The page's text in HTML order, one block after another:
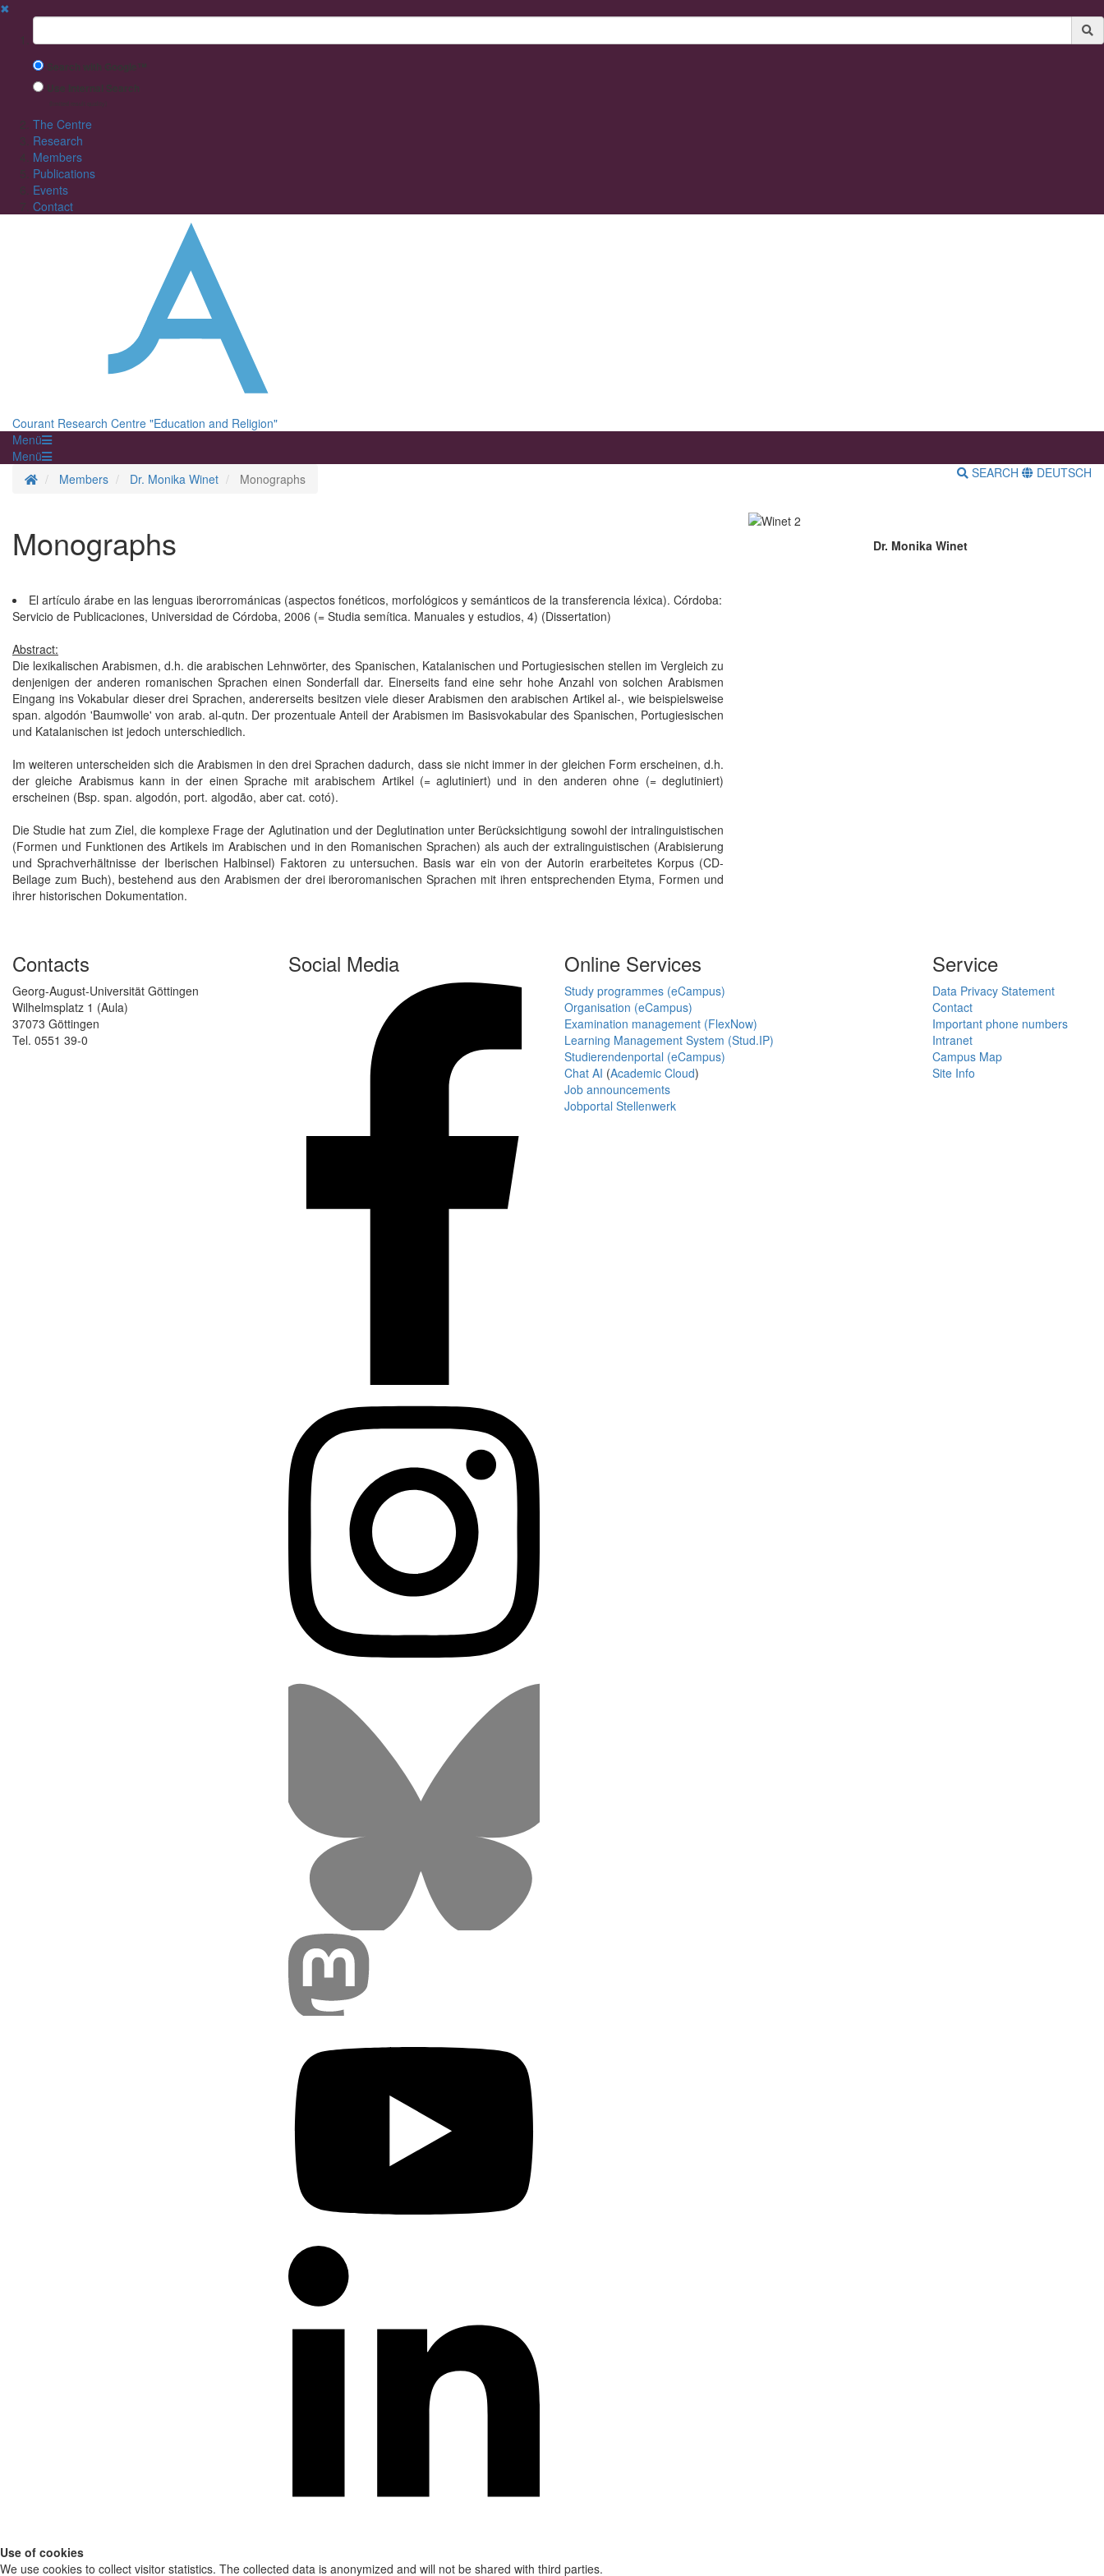
✖
Suchbegriff
Search with Google™
Use Internal Search
The Centre
Research
Members
Publications
Events
Contact
Courant Research Centre "Education and Religion"
Menü
Menü
Homepage
Members Dr. Monika Winet Monographs SEARCH DEUTSCH
Monographs
El artículo árabe en las lenguas iberorrománicas (aspectos fonéticos, morfológicos y semánticos de la transferencia léxica). Córdoba:
Servicio de Publicaciones, Universidad de Córdoba, 2006 (= Studia semítica. Manuales y estudios, 4) (Dissertation)
Abstract:
Die lexikalischen Arabismen, d.h. die arabischen Lehnwörter, des Spanischen, Katalanischen und Portugiesischen stellen im Vergleich zu
denjenigen der anderen romanischen Sprachen einen Sonderfall dar. Einerseits fand eine sehr hohe Anzahl von solchen Arabismen
Eingang ins Vokabular dieser drei Sprachen, andererseits besitzen viele dieser Arabismen den arabischen Artikel al-, wie beispielsweise
span. algodón 'Baumwolle' von arab. al-qutn. Der prozentuale Anteil der Arabismen im Basisvokabular des Spanischen, Portugiesischen
und Katalanischen ist jedoch unterschiedlich.
Im weiteren unterscheiden sich die Arabismen in den drei Sprachen dadurch, dass sie nicht immer in der gleichen Form erscheinen, d.h.
der gleiche Arabismus kann in der einen Sprache mit arabischem Artikel (= aglutiniert) und in den anderen ohne (= deglutiniert)
erscheinen (Bsp. span. algodón, port. algodão, aber cat. cotó).
Die Studie hat zum Ziel, die komplexe Frage der Aglutination und der Deglutination unter Berücksichtigung sowohl der intralinguistischen
(Formen und Funktionen des Artikels im Arabischen und in den Romanischen Sprachen) als auch der extralinguistischen (Arabisierung
und Sprachverhältnisse der Iberischen Halbinsel) Faktoren zu untersuchen. Basis war ein von der Autorin erarbeitetes Korpus (CD-
Beilage zum Buch), bestehend aus den Arabismen der drei iberoromanischen Sprachen mit ihren entsprechenden Etyma, Formen und
ihrer historischen Dokumentation.
Dr. Monika Winet
Contacts
Georg-August-Universität Göttingen
Wilhelmsplatz 1 (Aula)
37073 Göttingen
Tel. 0551 39-0
Social Media Online Services
Study programmes (eCampus)
Organisation (eCampus)
Examination management (FlexNow)
Learning Management System (Stud.IP)
Studierendenportal (eCampus)
Chat AI (Academic Cloud)
Job announcements
Jobportal Stellenwerk
Service
Data Privacy Statement
Contact
Important phone numbers
Intranet
Campus Map
Site Info
Use of cookies
We use cookies to collect visitor statistics. The collected data is anonymized and will not be shared with third parties.